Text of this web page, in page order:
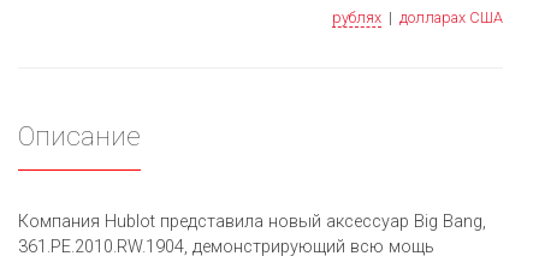
рублях | долларах США
Описание
Компания Hublot представила новый аксессуар Big Bang,
361.PE.2010.RW.1904, демонстрирующий всю мощь